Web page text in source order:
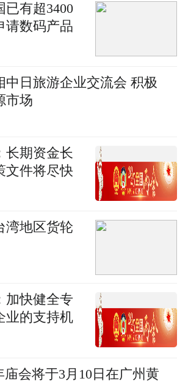
已有超3400
请数码产品
中日旅游企业交流会 积极
市场
长期资金长
文件将尽快
湾地区货轮
加快健全专
业的支持机
庙会将于3月10日在广州黄